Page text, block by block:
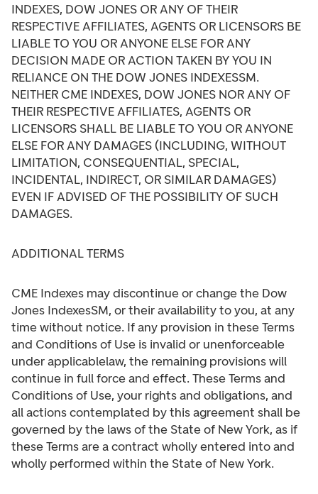
INDEXES, DOW JONES OR ANY OF THEIR
RESPECTIVE AFFILIATES, AGENTS OR LICENSORS BE
LIABLE TO YOU OR ANYONE ELSE FOR ANY
DECISION MADE OR ACTION TAKEN BY YOU IN
RELIANCE ON THE DOW JONES INDEXESSM.
NEITHER CME INDEXES, DOW JONES NOR ANY OF
THEIR RESPECTIVE AFFILIATES, AGENTS OR
LICENSORS SHALL BE LIABLE TO YOU OR ANYONE
ELSE FOR ANY DAMAGES (INCLUDING, WITHOUT
LIMITATION, CONSEQUENTIAL, SPECIAL,
INCIDENTAL, INDIRECT, OR SIMILAR DAMAGES)
EVEN IF ADVISED OF THE POSSIBILITY OF SUCH
DAMAGES.
ADDITIONAL TERMS
CME Indexes may discontinue or change the Dow
Jones IndexesSM, or their availability to you, at any
time without notice. If any provision in these Terms
and Conditions of Use is invalid or unenforceable
under applicablelaw, the remaining provisions will
continue in full force and effect. These Terms and
Conditions of Use, your rights and obligations, and
all actions contemplated by this agreement shall be
governed by the laws of the State of New York, as if
these Terms are a contract wholly entered into and
wholly performed within the State of New York.